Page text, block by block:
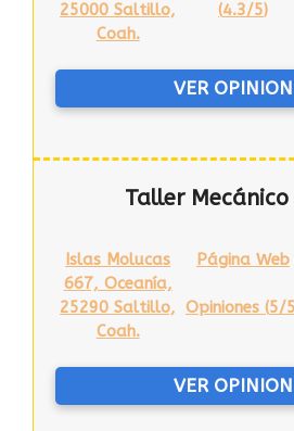
25000 Saltillo,
Coah.
(4.3/5)
VER
Taller Mecánico
Islas Molucas
667, Oceanía,
25290 Saltillo,
Coah.
Página Web
Opiniones (5/5
VER